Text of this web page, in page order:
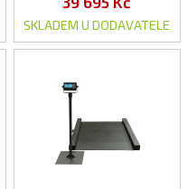
SKLADEM U DODAVATELE